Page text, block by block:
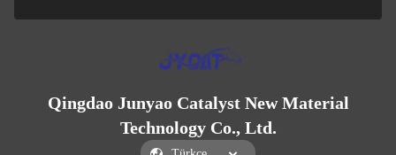
Qingdao Junyao Catalyst New Material
Technology Co., Ltd.